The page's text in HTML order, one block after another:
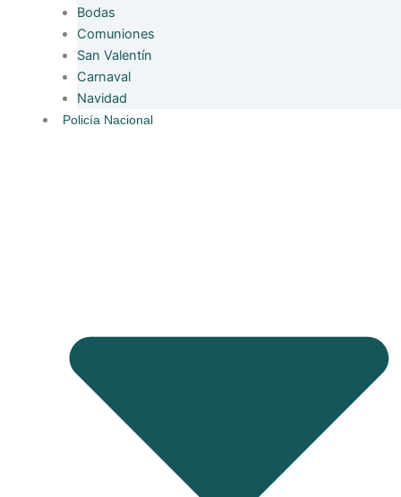
Bodas
Comuniones
San Valentín
Carnaval
Navidad
Policía Nacional